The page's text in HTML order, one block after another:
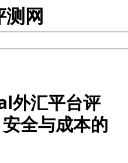
测网
外汇平台评
全与成本的